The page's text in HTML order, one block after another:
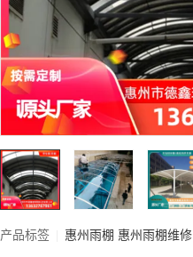
产品标签 惠州雨棚 惠州雨棚维修